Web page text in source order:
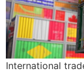
International